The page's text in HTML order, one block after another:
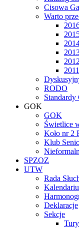
Cisowa
Warto
2012
RODO
Standardy
GOK
GOK
Świetlice
Koło nr 2
Klub
SPZOZ
UTW
Rada
Deklaracje
Sekcje